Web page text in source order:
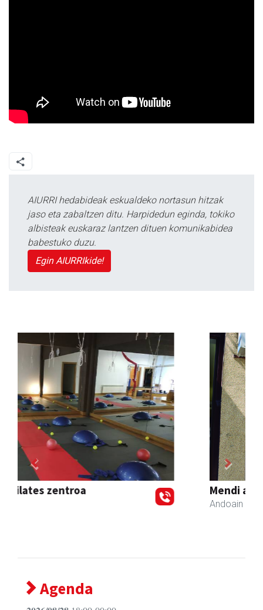
AIURRI hedabideak eskualdeko nortasun hitzak
jaso eta zabaltzen ditu. Harpidedun eginda, tokiko
albisteak euskaraz lantzen dituen komunikabidea
babestuko duzu.
Egin AIURRIkide!
Mendi autoeskola
Previous Next
Agenda